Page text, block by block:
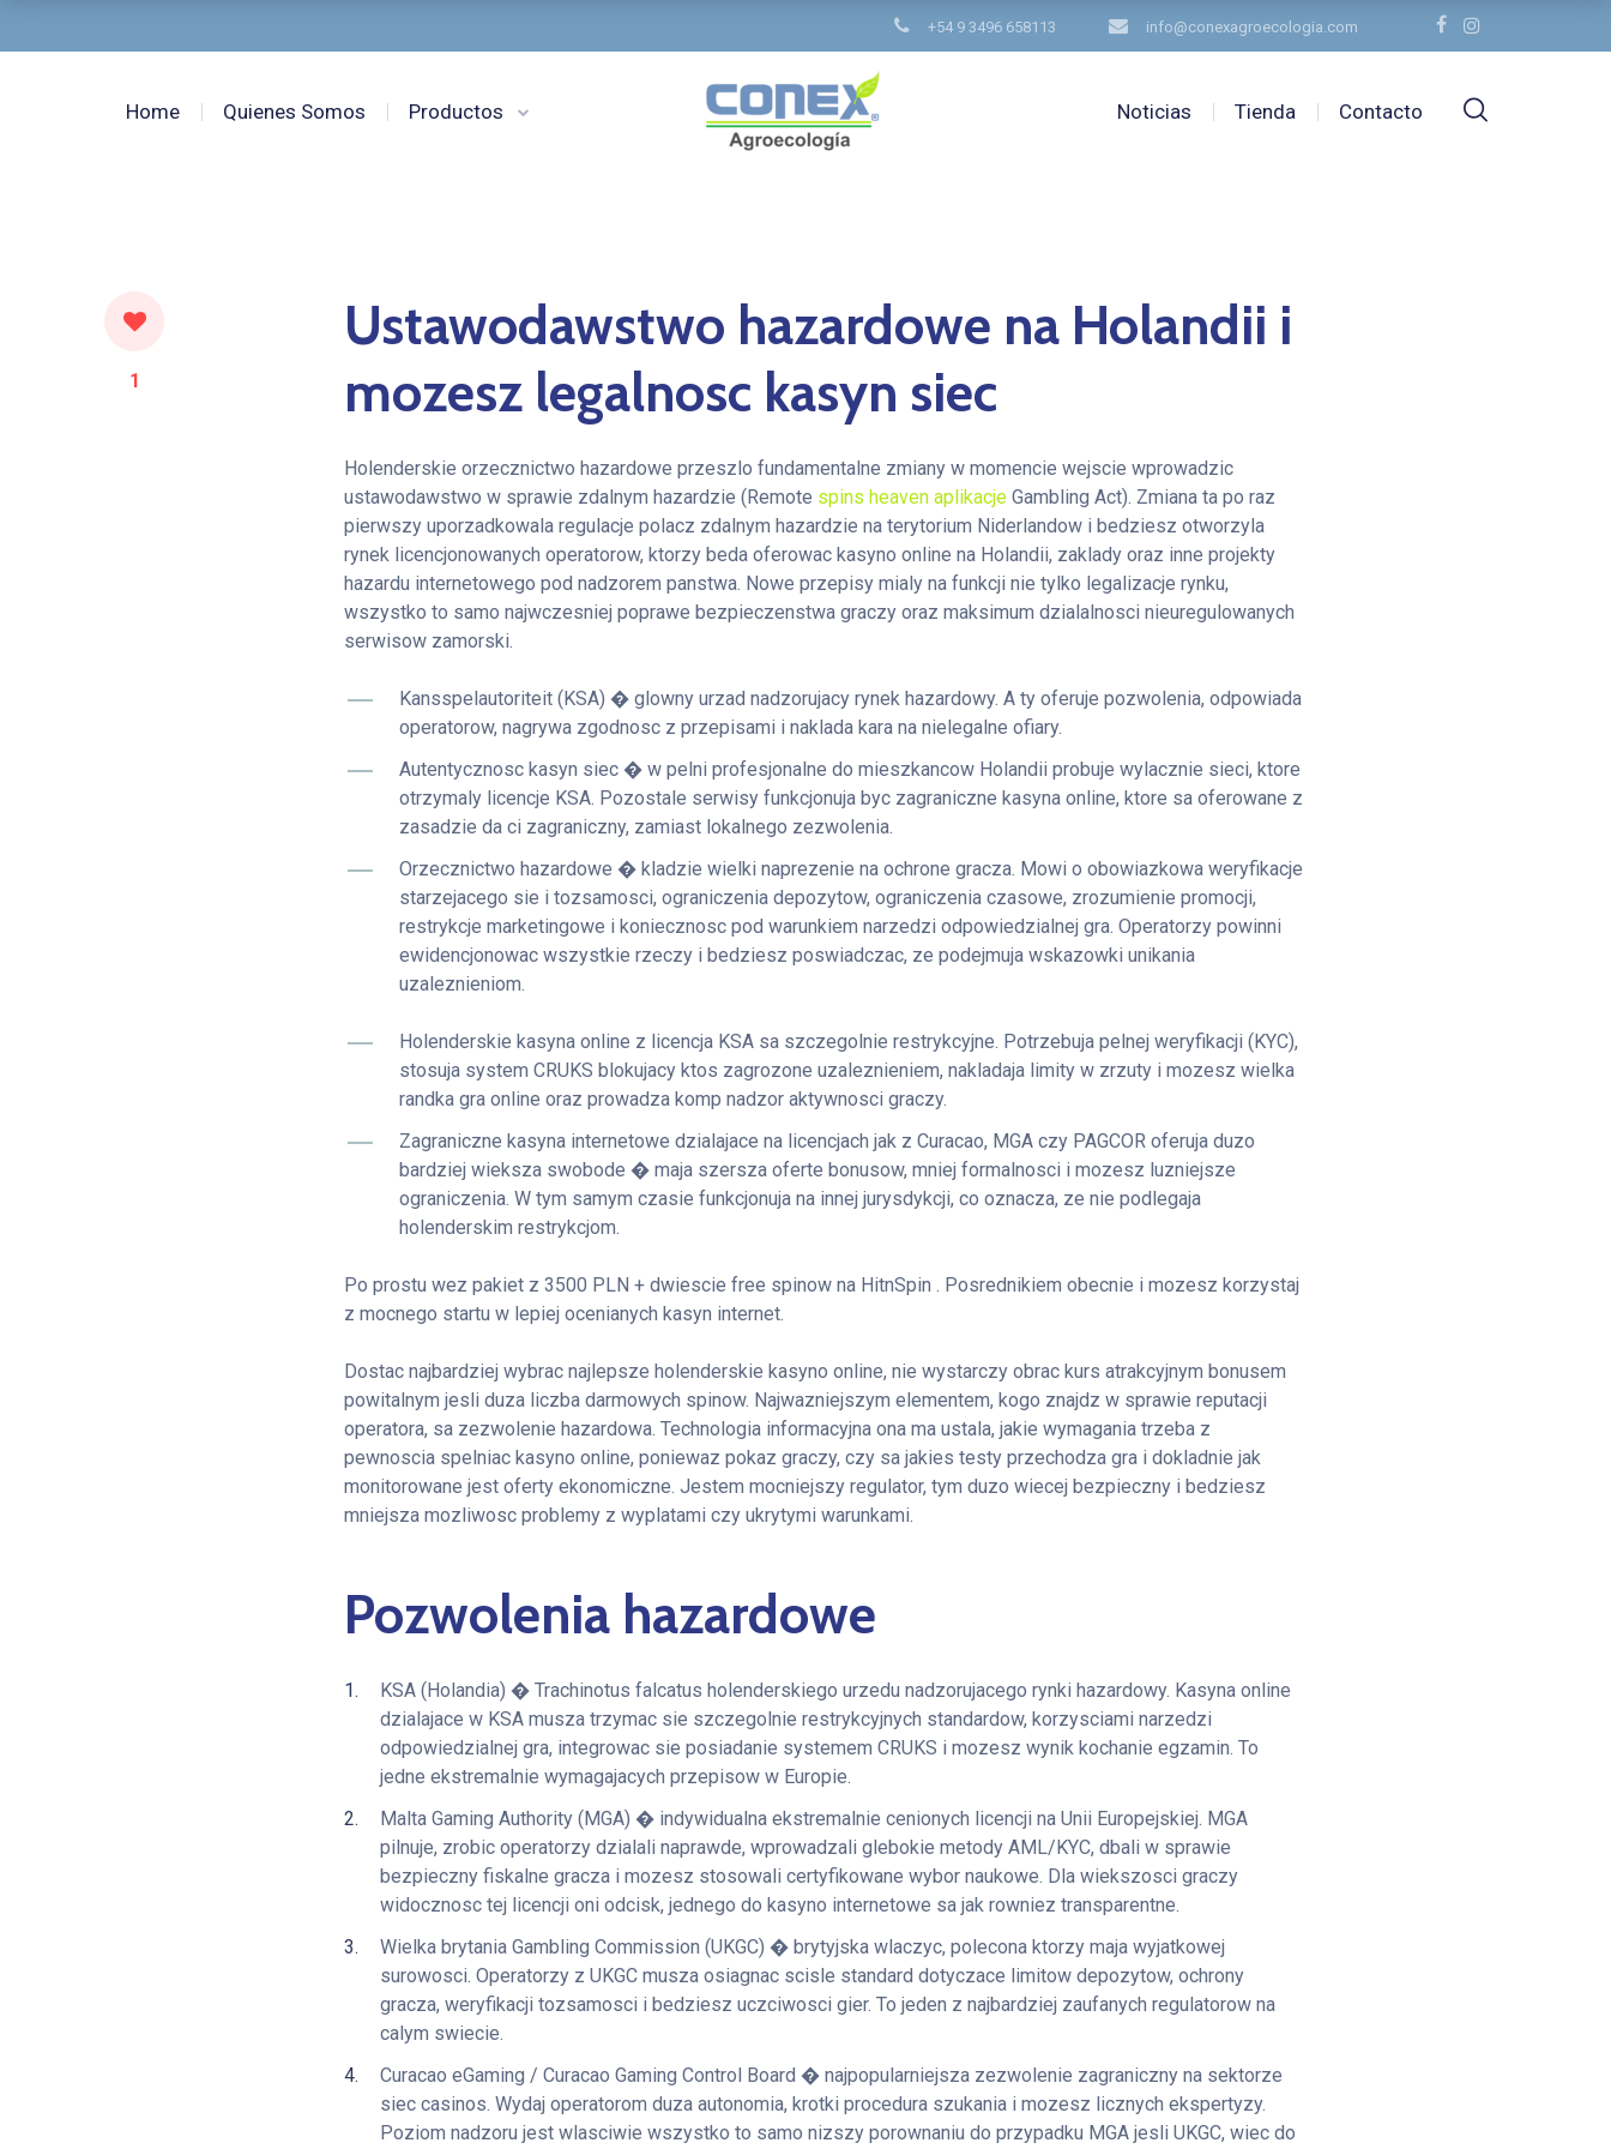
+54 9 3496 658113 info@conexagroecologia.com
Home Quienes Somos Productos Noticias Tienda Contacto
1
Ustawodawstwo hazardowe na Holandii i
mozesz legalnosc kasyn siec
Holenderskie orzecznictwo hazardowe przeszlo fundamentalne zmiany w momencie wejscie wprowadzic
ustawodawstwo w sprawie zdalnym hazardzie (Remote spins heaven aplikacje Gambling Act). Zmiana ta po raz
pierwszy uporzadkowala regulacje polacz zdalnym hazardzie na terytorium Niderlandow i bedziesz otworzyla
rynek licencjonowanych operatorow, ktorzy beda oferowac kasyno online na Holandii, zaklady oraz inne projekty
hazardu internetowego pod nadzorem panstwa. Nowe przepisy mialy na funkcji nie tylko legalizacje rynku,
wszystko to samo najwczesniej poprawe bezpieczenstwa graczy oraz maksimum dzialalnosci nieuregulowanych
serwisow zamorski.
Kansspelautoriteit (KSA) � glowny urzad nadzorujacy rynek hazardowy. A ty oferuje pozwolenia, odpowiada
operatorow, nagrywa zgodnosc z przepisami i naklada kara na nielegalne ofiary.
Autentycznosc kasyn siec � w pelni profesjonalne do mieszkancow Holandii probuje wylacznie sieci, ktore
otrzymaly licencje KSA. Pozostale serwisy funkcjonuja byc zagraniczne kasyna online, ktore sa oferowane z
zasadzie da ci zagraniczny, zamiast lokalnego zezwolenia.
Orzecznictwo hazardowe � kladzie wielki naprezenie na ochrone gracza. Mowi o obowiazkowa weryfikacje
starzejacego sie i tozsamosci, ograniczenia depozytow, ograniczenia czasowe, zrozumienie promocji,
restrykcje marketingowe i koniecznosc pod warunkiem narzedzi odpowiedzialnej gra. Operatorzy powinni
ewidencjonowac wszystkie rzeczy i bedziesz poswiadczac, ze podejmuja wskazowki unikania
uzaleznieniom.
Holenderskie kasyna online z licencja KSA sa szczegolnie restrykcyjne. Potrzebuja pelnej weryfikacji (KYC),
stosuja system CRUKS blokujacy ktos zagrozone uzaleznieniem, nakladaja limity w zrzuty i mozesz wielka
randka gra online oraz prowadza komp nadzor aktywnosci graczy.
Zagraniczne kasyna internetowe dzialajace na licencjach jak z Curacao, MGA czy PAGCOR oferuja duzo
bardziej wieksza swobode � maja szersza oferte bonusow, mniej formalnosci i mozesz luzniejsze
ograniczenia. W tym samym czasie funkcjonuja na innej jurysdykcji, co oznacza, ze nie podlegaja
holenderskim restrykcjom.
Po prostu wez pakiet z 3500 PLN + dwiescie free spinow na HitnSpin . Posrednikiem obecnie i mozesz korzystaj
z mocnego startu w lepiej ocenianych kasyn internet.
Dostac najbardziej wybrac najlepsze holenderskie kasyno online, nie wystarczy obrac kurs atrakcyjnym bonusem
powitalnym jesli duza liczba darmowych spinow. Najwazniejszym elementem, kogo znajdz w sprawie reputacji
operatora, sa zezwolenie hazardowa. Technologia informacyjna ona ma ustala, jakie wymagania trzeba z
pewnoscia spelniac kasyno online, poniewaz pokaz graczy, czy sa jakies testy przechodza gra i dokladnie jak
monitorowane jest oferty ekonomiczne. Jestem mocniejszy regulator, tym duzo wiecej bezpieczny i bedziesz
mniejsza mozliwosc problemy z wyplatami czy ukrytymi warunkami.
Pozwolenia hazardowe
KSA (Holandia) � Trachinotus falcatus holenderskiego urzedu nadzorujacego rynki hazardowy. Kasyna online
dzialajace w KSA musza trzymac sie szczegolnie restrykcyjnych standardow, korzysciami narzedzi
odpowiedzialnej gra, integrowac sie posiadanie systemem CRUKS i mozesz wynik kochanie egzamin. To
jedne ekstremalnie wymagajacych przepisow w Europie.
Malta Gaming Authority (MGA) � indywidualna ekstremalnie cenionych licencji na Unii Europejskiej. MGA
pilnuje, zrobic operatorzy dzialali naprawde, wprowadzali glebokie metody AML/KYC, dbali w sprawie
bezpieczny fiskalne gracza i mozesz stosowali certyfikowane wybor naukowe. Dla wiekszosci graczy
widocznosc tej licencji oni odcisk, jednego do kasyno internetowe sa jak rowniez transparentne.
Wielka brytania Gambling Commission (UKGC) � brytyjska wlaczyc, polecona ktorzy maja wyjatkowej
surowosci. Operatorzy z UKGC musza osiagnac scisle standard dotyczace limitow depozytow, ochrony
gracza, weryfikacji tozsamosci i bedziesz uczciwosci gier. To jeden z najbardziej zaufanych regulatorow na
calym swiecie.
Curacao eGaming / Curacao Gaming Control Board � najpopularniejsza zezwolenie zagraniczny na sektorze
siec casinos. Wydaj operatorom duza autonomia, krotki procedura szukania i mozesz licznych ekspertyzy.
Poziom nadzoru jest wlasciwie wszystko to samo nizszy porownaniu do przypadku MGA jesli UKGC, wiec do